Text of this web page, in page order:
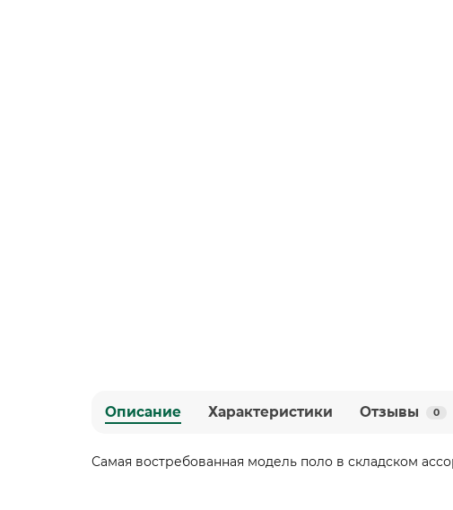
Описание Характеристики Отзывы 0
Самая востребованная модель поло в складском